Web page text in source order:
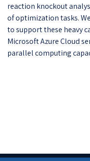
reaction knockout
of optimization tasks.
to support these heavy
Microsoft Azure Cloud
parallel computing